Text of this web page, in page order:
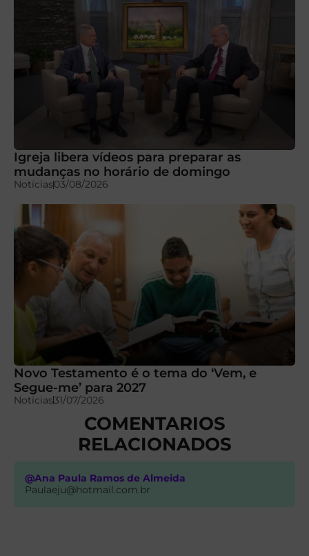
Igreja libera vídeos para preparar as
mudanças no horário de domingo
Notícias03/08/2026
Novo Testamento é o tema do ‘Vem, e
Segue-me’ para 2027
Notícias31/07/2026
COMENTARIOS
RELACIONADOS
@Ana Paula Ramos de Almeida
Paulaeju@hotmail.com.br